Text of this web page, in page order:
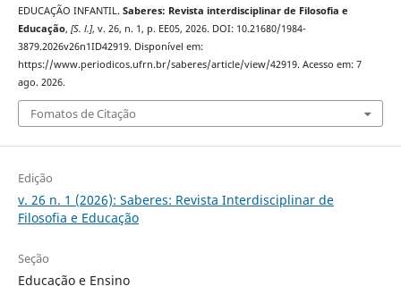
EDUCAÇÃO INFANTIL. Saberes: Revista interdisciplinar de Filosofia e
Educação, [S. l.], v. 26, n. 1, p. EE05, 2026. DOI: 10.21680/1984-
3879.2026v26n1ID42919. Disponível em:
https://www.periodicos.ufrn.br/saberes/article/view/42919. Acesso em: 7
ago. 2026.
Fomatos de Citação
Edição
v. 26 n. 1 (2026): Saberes: Revista Interdisciplinar de
Filosofia e Educação
Seção
Educação e Ensino